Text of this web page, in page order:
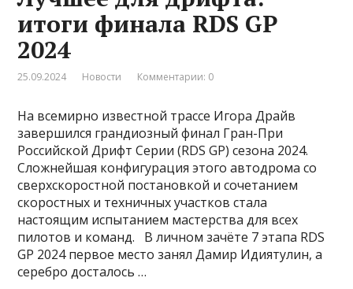
итоги финала RDS GP
2024
25.09.2024 Новости Комментарии: 0
На всемирно известной трассе Игора Драйв
завершился грандиозный финал Гран-При
Российской Дрифт Серии (RDS GP) сезона 2024.
Сложнейшая конфигурация этого автодрома со
сверхскоростной постановкой и сочетанием
скоростных и техничных участков стала
настоящим испытанием мастерства для всех
пилотов и команд. В личном зачёте 7 этапа RDS
GP 2024 первое место занял Дамир Идиятулин, а
серебро досталось …